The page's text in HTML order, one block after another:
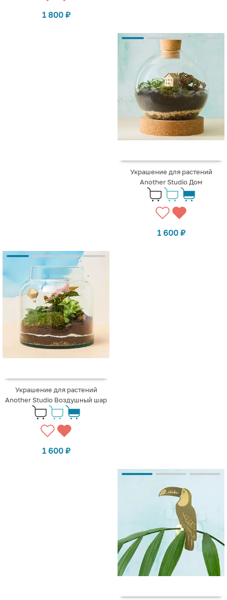
1 800 ₽
Украшение для растений
Another Studio Дом
1 600 ₽
Украшение для растений
Another Studio Воздушный шар
1 600 ₽